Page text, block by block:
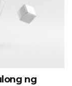
ng